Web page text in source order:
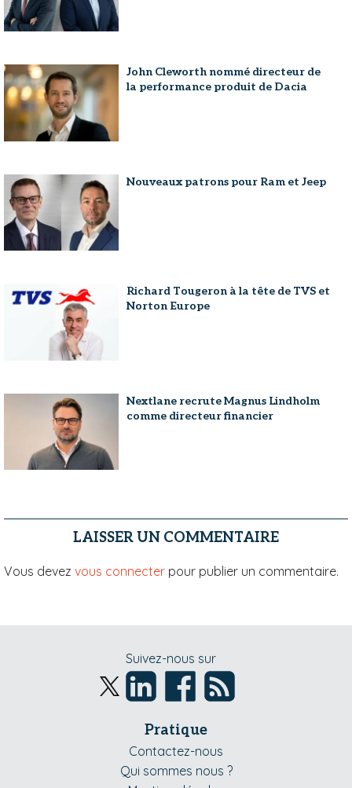
John Cleworth nommé directeur de
la performance produit de Dacia
Nouveaux patrons pour Ram et Jeep
Richard Tougeron à la tête de TVS et
Norton Europe
Nextlane recrute Magnus Lindholm
comme directeur financier
LAISSER UN COMMENTAIRE
Vous devez vous connecter pour publier un commentaire.
Suivez-nous sur
Pratique
Contactez-nous
Qui sommes nous ?